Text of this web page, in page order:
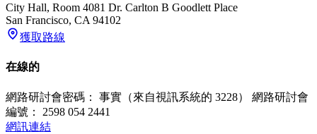
City Hall, Room 4081 Dr. Carlton B Goodlett Place
San Francisco, CA 94102
獲取路線
在線的
網路研討會密碼： 事實（來自視訊系統的 3228） 網路研討會
編號： 2598 054 2441
網訊連結